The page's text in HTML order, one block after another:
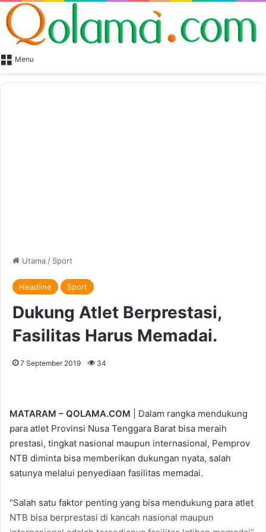
Menu
Utama/ Sport
Headline Sport
Dukung Atlet Berprestasi,
Fasilitas Harus Memadai.
7 September 2019 34
MATARAM – QOLAMA.COM | Dalam rangka mendukung
para atlet Provinsi Nusa Tenggara Barat bisa meraih
prestasi, tingkat nasional maupun internasional, Pemprov
NTB diminta bisa memberikan dukungan nyata, salah
satunya melalui penyediaan fasilitas memadai.
“Salah satu faktor penting yang bisa mendukung para atlet
NTB bisa berprestasi di kancah nasional maupun